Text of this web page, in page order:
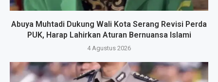
Abuya Muhtadi Dukung Wali Kota Serang Revisi Perda
PUK, Harap Lahirkan Aturan Bernuansa Islami
4 Agustus 2026